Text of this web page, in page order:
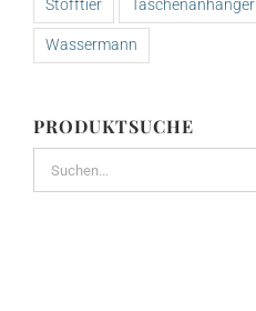
Stofftier Taschenanhänger
Wassermann
PRODUKTSUCHE